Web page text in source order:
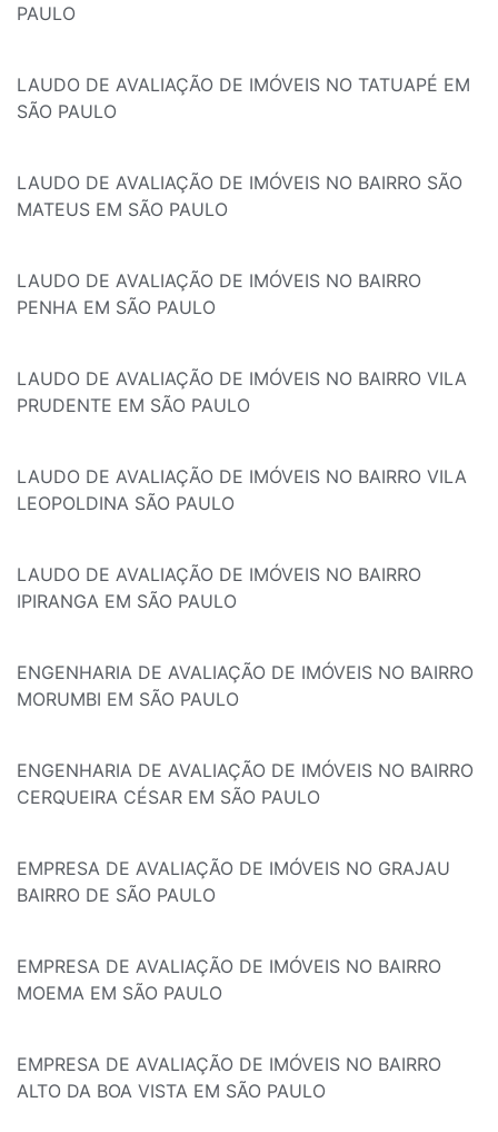
PAULO
LAUDO DE AVALIAÇÃO DE IMÓVEIS NO TATUAPÉ EM
SÃO PAULO
LAUDO DE AVALIAÇÃO DE IMÓVEIS NO BAIRRO SÃO
MATEUS EM SÃO PAULO
LAUDO DE AVALIAÇÃO DE IMÓVEIS NO BAIRRO
PENHA EM SÃO PAULO
LAUDO DE AVALIAÇÃO DE IMÓVEIS NO BAIRRO VILA
PRUDENTE EM SÃO PAULO
LAUDO DE AVALIAÇÃO DE IMÓVEIS NO BAIRRO VILA
LEOPOLDINA SÃO PAULO
LAUDO DE AVALIAÇÃO DE IMÓVEIS NO BAIRRO
IPIRANGA EM SÃO PAULO
ENGENHARIA DE AVALIAÇÃO DE IMÓVEIS NO BAIRRO
MORUMBI EM SÃO PAULO
ENGENHARIA DE AVALIAÇÃO DE IMÓVEIS NO BAIRRO
CERQUEIRA CÉSAR EM SÃO PAULO
EMPRESA DE AVALIAÇÃO DE IMÓVEIS NO GRAJAU
BAIRRO DE SÃO PAULO
EMPRESA DE AVALIAÇÃO DE IMÓVEIS NO BAIRRO
MOEMA EM SÃO PAULO
EMPRESA DE AVALIAÇÃO DE IMÓVEIS NO BAIRRO
ALTO DA BOA VISTA EM SÃO PAULO